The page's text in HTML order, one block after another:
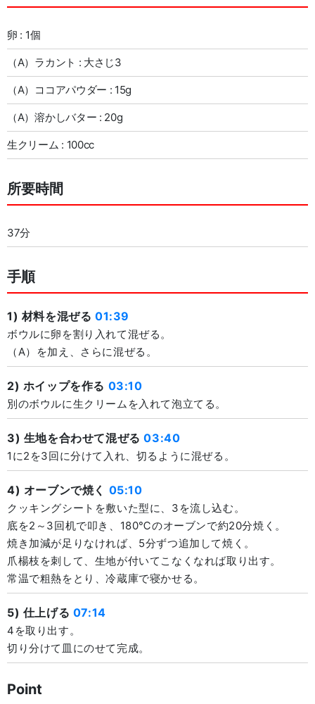
卵 : 1個
（A）ラカント : 大さじ3
（A）ココアパウダー : 15g
（A）溶かしバター : 20g
生クリーム : 100cc
所要時間
37分
手順
1) 材料を混ぜる 01:39
ボウルに卵を割り入れて混ぜる。
（A）を加え、さらに混ぜる。
2) ホイップを作る 03:10
別のボウルに生クリームを入れて泡立てる。
3) 生地を合わせて混ぜる03:40
1に2を3回に分けて入れ、切るように混ぜる。
4) オーブンで焼く 05:10
クッキングシートを敷いた型に、3を流し込む。
底を2～3回机で叩き、180℃のオーブンで約20分焼く。
焼き加減が足りなければ、5分ずつ追加して焼く。
爪楊枝を刺して、生地が付いてこなくなれば取り出す。
常温で粗熱をとり、冷蔵庫で寝かせる。
5) 仕上げる 07:14
4を取り出す。
切り分けて皿にのせて完成。
Point